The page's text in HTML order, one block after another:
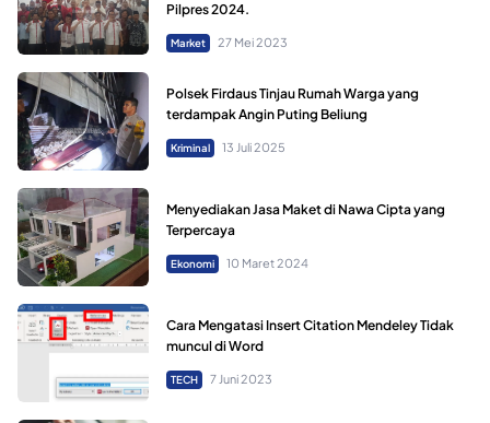
Pilpres 2024.
Market 27 Mei 2023
Polsek Firdaus Tinjau Rumah Warga yang
terdampak Angin Puting Beliung
Kriminal 13 Juli 2025
Menyediakan Jasa Maket di Nawa Cipta yang
Terpercaya
Ekonomi 10 Maret 2024
Cara Mengatasi Insert Citation Mendeley Tidak
muncul di Word
TECH 7 Juni 2023